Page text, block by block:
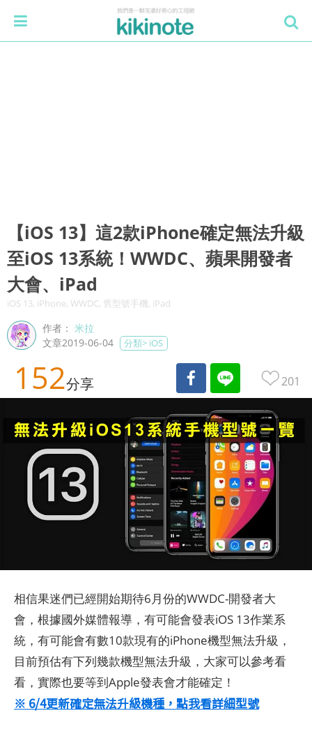
【iOS 13】這2款iPhone確定無法升級
至iOS 13系統！WWDC、蘋果開發者
大會、iPad
iOS 13, iPhone, WWDC, 舊型號手機, iPad
作者：米拉
文章2019-06-04
分類> iOS
152分享 201
相信果迷們已經開始期待6月份的WWDC-開發者大
會，根據國外媒體報導，有可能會發表iOS 13作業系
統，有可能會有數10款現有的iPhone機型無法升級，
目前預估有下列幾款機型無法升級，大家可以參考看
看，實際也要等到Apple發表會才能確定！
※ 6/4更新確定無法升級機種，點我看詳細型號